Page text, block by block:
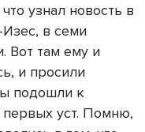
узнал новость в
Изес, в семи
Вот там ему и
и просили
подошли к
уст. Помню,